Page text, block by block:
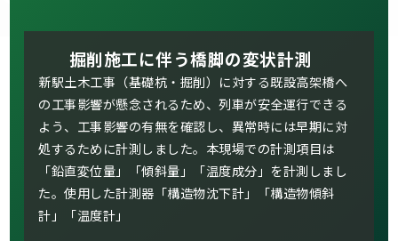
掘削施工に伴う橋脚の変状計測
新駅土木工事（基礎杭・掘削）に対する既設高架橋へ
の工事影響が懸念されるため、列車が安全運行できる
よう、工事影響の有無を確認し、異常時には早期に対
処するために計測しました。本現場での計測項目は
「鉛直変位量」「傾斜量」「温度成分」を計測しまし
た。使用した計測器「構造物沈下計」「構造物傾斜
計」「温度計」